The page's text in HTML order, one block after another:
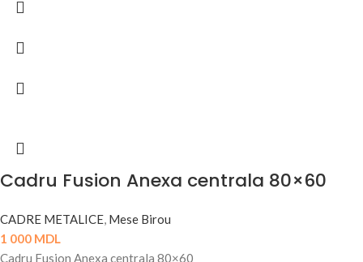
Cadru Fusion Anexa centrala 80×60
CADRE METALICE, Mese Birou
1 000 MDL
Cadru Fusion Anexa centrala 80×60